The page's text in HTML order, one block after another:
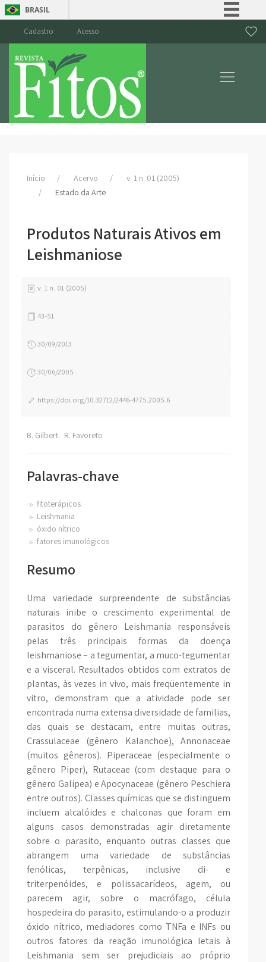
BRASIL
Canais
Cadastro Acesso
Início Acervo
v. 1 n. 01 (2005)
Estado da Arte
Produtos Naturais Ativos em
Leishmaniose
v. 1 n. 01 (2005)
43-51
30/09/2013
30/06/2005
https://doi.org/10.32712/2446-4775.2005.6
B. Gilbert R. Favoreto
Palavras-chave
fitoterápicos
Leishmania
óxido nítrico
fatores imunológicos
Resumo
Uma variedade surpreendente de substâncias
naturais inibe o crescimento experimental de
parasitos do gênero Leishmania responsáveis
pelas três principais formas da doença
leishmaniose – a tegumentar, a muco-tegumentar
e a visceral. Resultados obtidos com extratos de
plantas, às vezes in vivo, mais freqüentemente in
vitro, demonstram que a atividade pode ser
encontrada numa extensa diversidade de familias,
das quais se destacam, entre muitas outras,
Crassulaceae (gênero Kalanchoe), Annonaceae
(muitos gêneros). Piperaceae (especialmente o
gênero Piper), Rutaceae (com destaque para o
gênero Galipea) e Apocynaceae (gênero Peschiera
entre outros). Classes químicas que se distinguem
incluem alcalóides e chalconas que foram em
alguns casos demonstradas agir diretamente
sobre o parasito, enquanto outras classes que
abrangem uma variedade de substâncias
fenólicas, terpênicas, inclusive di- e
triterpenóides, e polissacarídeos, agem, ou
parecem agir, sobre o macrófago, célula
hospedeira do parasito, estimulando-o a produzir
óxido nítrico, mediadores como TNFa e INFs ou
outros fatores da reação imunológica letais à
Leishmania sem ser prejudiciais ao próprio